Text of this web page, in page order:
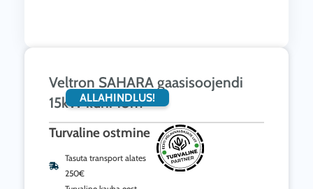
ALLAHINDLUS!
Veltron SAHARA gaasisoojendi
15kW kuni 18m²
Turvaline ostmine
Tasuta transport alates
250€